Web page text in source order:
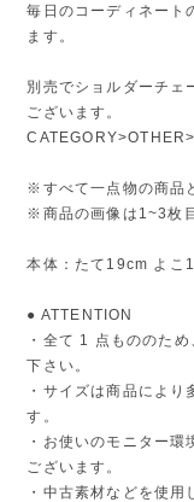
毎日のコーディネート
ます。
別売でショルダーチェ
ございます。
※すべて一点物の商品
※商品の画像は1~3枚
本体：たて19cm よこ
● ATTENTION
・全て 1 点もののた
下さい。
・サイズは商品により
す。
・お使いのモニター
ございます。
・中古素材などを使